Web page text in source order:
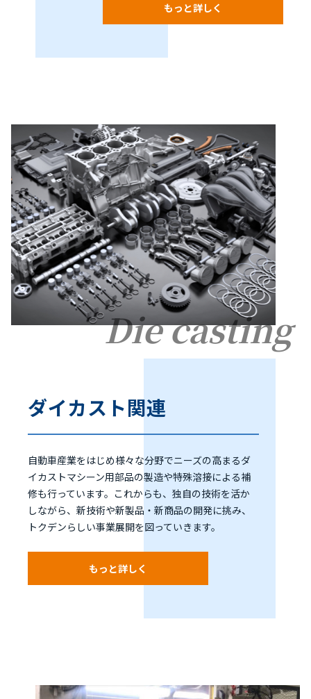
もっと詳しく
Die casting
ダイカスト関連
自動車産業をはじめ様々な分野でニーズの高まるダ
イカストマシーン用部品の製造や特殊溶接による補
修も行っています。これからも、独自の技術を活か
しながら、新技術や新製品・新商品の開発に挑み、
トクデンらしい事業展開を図っていきます。
もっと詳しく